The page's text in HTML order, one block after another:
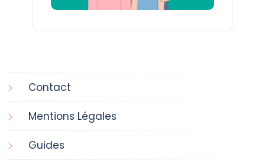
Contact
Mentions Légales
Guides